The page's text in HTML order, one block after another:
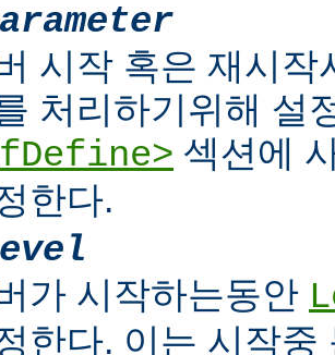
시작 혹은 재시작
처리하기위해 설
섹션에
한다.
가 시작하는동안
한다. 이는 시작중